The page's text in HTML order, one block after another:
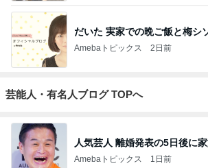
だいた 実家での晩ご飯と梅シ
Amebaトピックス 2日前
芸能人・有名人ブログ TOPへ
人気芸人 離婚発表の5日後に
Amebaトピックス 1日前